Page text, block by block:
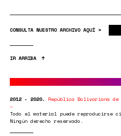
CONSULTA NUESTRO ARCHIVO AQUÍ >
IR ARRIBA
2012 - 2020. República Bolivariana de
Todo el material puede reproducirse
Ningún derecho reservado.